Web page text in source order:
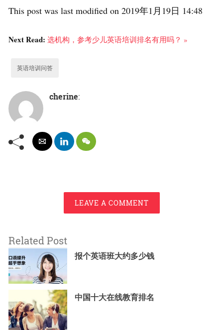
This post was last modified on 2019年1月19日 14:48
Next Read: 选机构，参考少儿英语培训排名有用吗？ »
英语培训问答
cherine:
LEAVE A COMMENT
Related Post
报个英语班大约多少钱
中国十大在线教育排名